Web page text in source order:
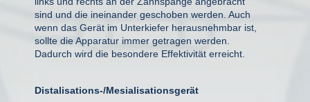
sind und die ineinander geschoben werden. Auch
wenn das Gerät im Unterkiefer herausnehmbar ist,
sollte die Apparatur immer getragen werden.
Dadurch wird die besondere Effektivität erreicht.
Distalisations-/Mesialisationsgerät